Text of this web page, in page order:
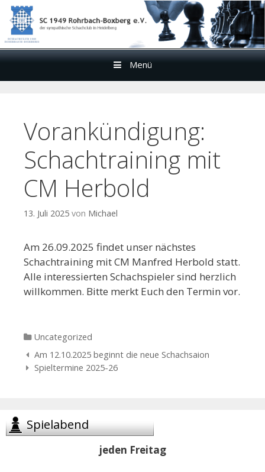
Menü
Vorankündigung:
Schachtraining mit
CM Herbold
13. Juli 2025 von Michael
Am 26.09.2025 findet unser nächstes
Schachtraining mit CM Manfred Herbold statt.
Alle interessierten Schachspieler sind herzlich
willkommen. Bitte merkt Euch den Termin vor.
Categories
Uncategorized
Navigation
der
Am 12.10.2025 beginnt die neue Schachsaion
Spieltermine 2025-26
Spielabend
jeden Freitag